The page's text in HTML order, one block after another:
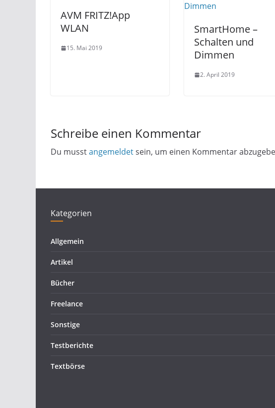
AVM FRITZ!App
WLAN
15. Mai 2019
SmartHome –
Schalten und
Dimmen
2. April 2019
Schreibe einen Kommentar
Du musstangemeldetsein, um einen Kommentar
Kategorien
Allgemein
Artikel
Bücher
Freelance
Sonstige
Testberichte
Textbörse